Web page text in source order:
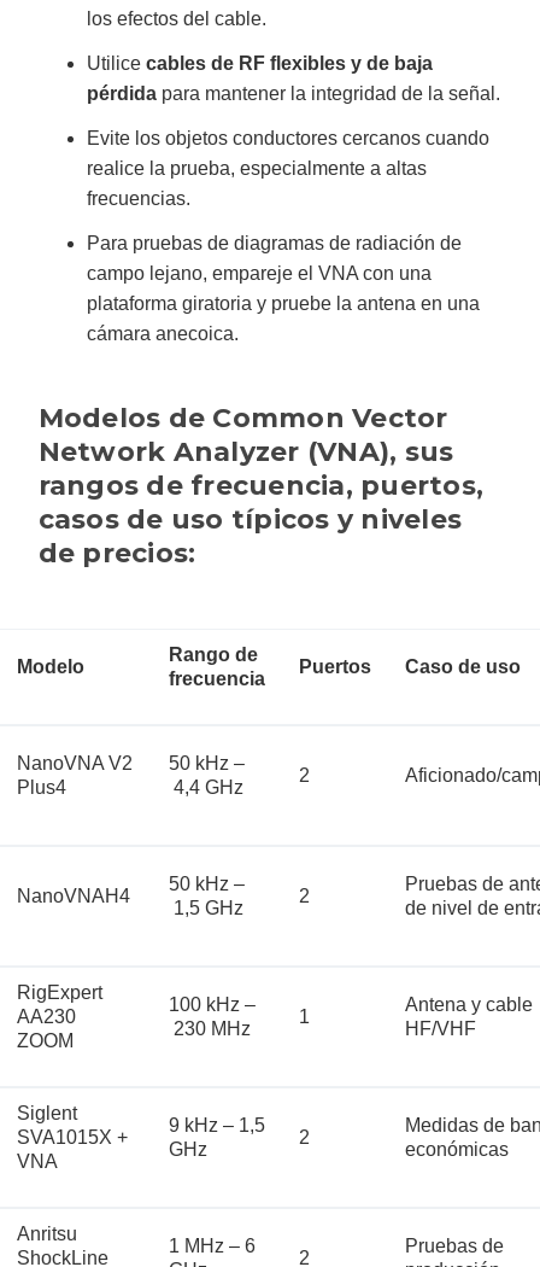
los efectos del cable.
Utilice cables de RF flexibles y de baja
pérdidapara mantener la integridad de la señal.
Evite los objetos conductores cercanos cuando
realice la prueba, especialmente a altas
frecuencias.
Para pruebas de diagramas de radiación de
campo lejano, empareje el VNA con una
plataforma giratoria y pruebe la antena en una
cámara anecoica.
Modelos de Common Vector
Network Analyzer (VNA), sus
rangos de frecuencia, puertos,
casos de uso típicos y niveles
de precios:
Modelo
Rango de
frecuencia
Puertos Caso de uso
NanoVNA V2
Plus4
50 kHz –
4,4 GHz
2 Aficionado/
NanoVNAH4
50 kHz –
1,5 GHz
2
Pruebas de
de nivel de
RigExpert
AA230
ZOOM
100 kHz –
230 MHz
1
Antena y cable
HF/VHF
Siglent
SVA1015X +
VNA
9 kHz – 1,5
GHz
2
Medidas de
económicas
Anritsu
ShockLine
1 MHz – 6
2
Pruebas de